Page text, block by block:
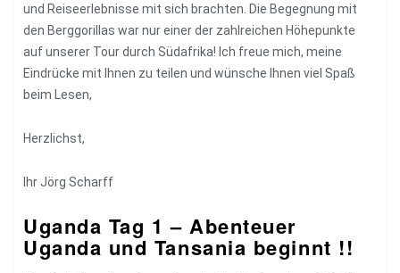
und Reiseerlebnisse mit sich brachten. Die Begegnung mit
den Berggorillas war nur einer der zahlreichen Höhepunkte
auf unserer Tour durch Südafrika! Ich freue mich, meine
Eindrücke mit Ihnen zu teilen und wünsche Ihnen viel Spaß
beim Lesen,
Herzlichst,
Ihr Jörg Scharff
Uganda Tag 1 – Abenteuer
Uganda und Tansania beginnt !!